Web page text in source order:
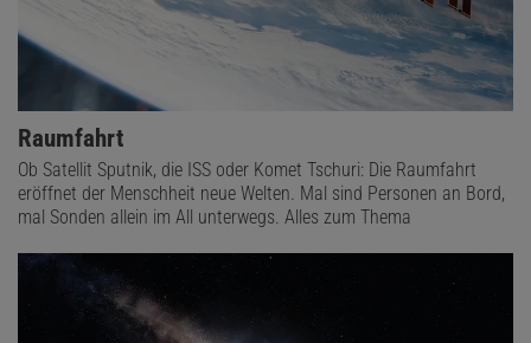
Raumfahrt
Ob Satellit Sputnik, die ISS oder Komet Tschuri: Die Raumfahrt
eröffnet der Menschheit neue Welten. Mal sind Personen an Bord,
mal Sonden allein im All unterwegs. Alles zum Thema